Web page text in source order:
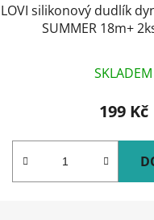
LOVI silikonový dudlík
SUMMER 18m+
SKLADEM
199 Kč